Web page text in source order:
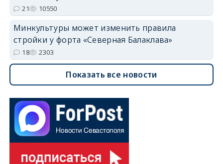
21 10550
Минкультуры может изменить правила
стройки у форта «Северная Балаклава»
18 2303
Показать все новости